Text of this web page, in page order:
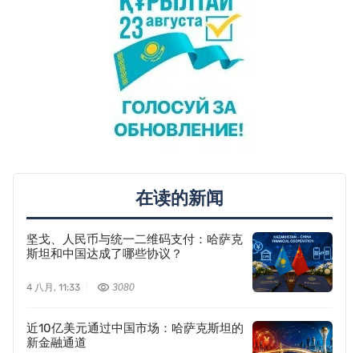
在读的新闻
坚戈、人民币与统一二维码支付：哈萨克
斯坦和中国达成了哪些协议？
4 八月, 11:33 3080
近10亿美元通过中国市场：哈萨克斯坦的
新金融通道